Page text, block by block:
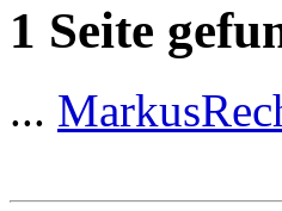
1 Seite
...